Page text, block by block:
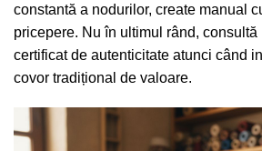
constantă a nodurilor, create manual
pricepere. Nu în ultimul rând,
certificat de autenticitate atunci când
covor tradițional de valoare.